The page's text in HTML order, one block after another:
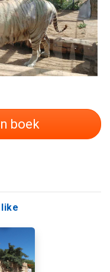
boek
like